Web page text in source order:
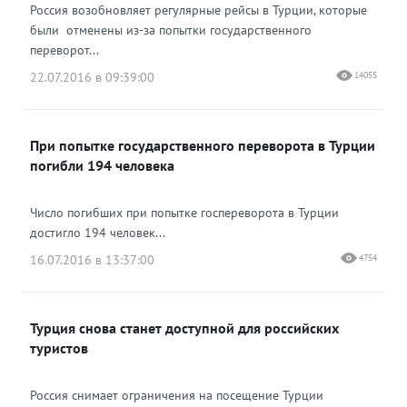
Россия возобновляет регулярные рейсы в Турции, которые
были отменены из-за попытки государственного
переворот...
22.07.2016 в 09:39:00
14055
При попытке государственного переворота в Турции
погибли 194 человека
Число погибших при попытке госпереворота в Турции
достигло 194 человек...
16.07.2016 в 13:37:00
4754
Турция снова станет доступной для российских
туристов
Россия снимает ограничения на посещение Турции